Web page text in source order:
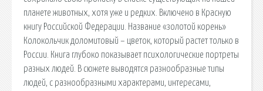
планете животных, хотя уже и редких. Включено в Красную
книгу Российской Федерации. Название «золотой корень»
Колокольчик доломитовый – цветок, который растет только в
России. Книга глубоко показывает психологические портреты
разных людей. В сюжете выводятся разнообразные типы
людей, с разнообразными характерами, интересами,